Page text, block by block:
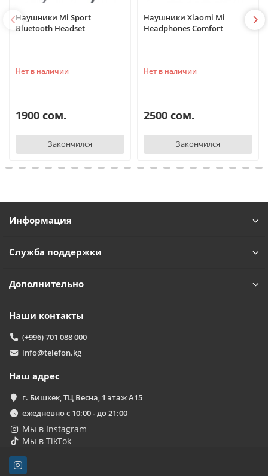
Наушники Mi Sport
Bluetooth Headset
Нет в наличии
1900 сом.
Закончился
Наушники Xiaomi Mi
Headphones Comfort
Нет в наличии
2500 сом.
Закончился
Информация
Служба поддержки
Дополнительно
Наши контакты
(+996) 701 088 000
info@telefon.kg
Наш адрес
г. Бишкек, ТЦ Весна, 1 этаж А15
ежедневно с 10:00 - до 21:00
Мы в Instagram
Мы в TikTok